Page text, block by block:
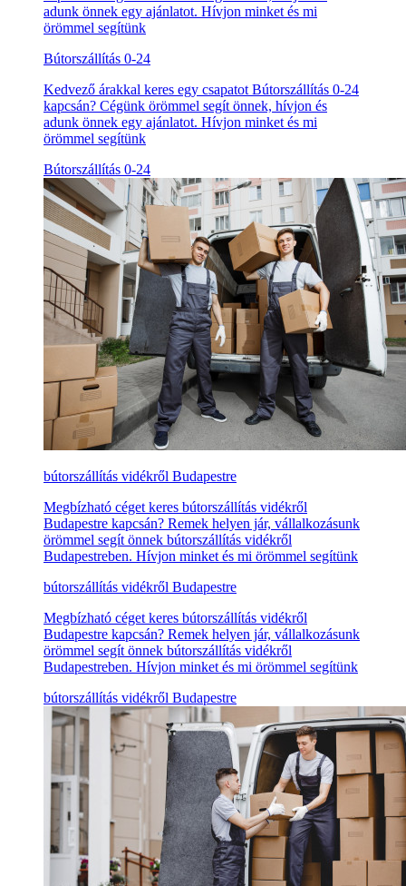
adunk önnek egy ajánlatot. Hívjon minket és mi
örömmel segítünk
Bútorszállítás 0-24
Kedvező árakkal keres egy csapatot Bútorszállítás 0-24
kapcsán? Cégünk örömmel segít önnek, hívjon és
adunk önnek egy ajánlatot. Hívjon minket és mi
örömmel segítünk
Bútorszállítás 0-24
bútorszállítás vidékről Budapestre
Megbízható céget keres bútorszállítás vidékről
Budapestre kapcsán? Remek helyen jár, vállalkozásunk
örömmel segít önnek bútorszállítás vidékről
Budapestreben. Hívjon minket és mi örömmel segítünk
bútorszállítás vidékről Budapestre
Megbízható céget keres bútorszállítás vidékről
Budapestre kapcsán? Remek helyen jár, vállalkozásunk
örömmel segít önnek bútorszállítás vidékről
Budapestreben. Hívjon minket és mi örömmel segítünk
bútorszállítás vidékről Budapestre